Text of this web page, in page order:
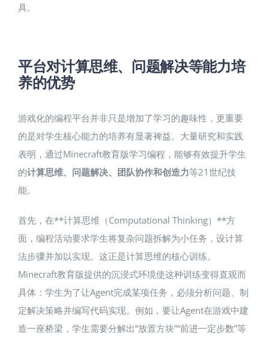
具。
平台对计算思维、问题解决等能力培
养的优势
游戏化的编程平台并非只是增加了学习的趣味性，更重要
的是对学生核心能力的培养有显著裨益。大量研究和实践
表明，通过Minecraft教育版学习编程，能够有效提升学生
的计算思维、问题解决、团队协作和创造力等21世纪技
能。
首先，在**计算思维（Computational Thinking）**方
面，编程活动要求学生将复杂问题拆解为小任务，设计算
法步骤并加以实现。这正是计算思维的核心训练。
Minecraft教育版提供的沉浸式环境使这种训练变得直观而
具体：学生为了让Agent完成某项任务，必须分析问题、制
定解决策略并编写代码实现。例如，要让Agent在游戏中建
造一座桥梁，学生需要分解出“放置方块”“前进一定步数”等